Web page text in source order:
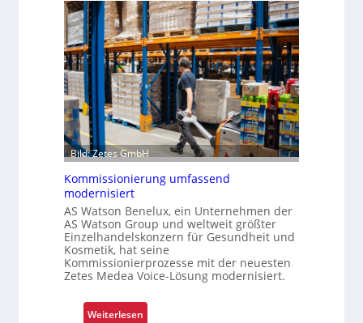
i
s
t
a
l
s
F
a
h
e
a
g
a
r
m
-
U
n
i
k
a
f
ü
r
S
c
Bild: Zetes GmbH
Kommissionierung umfassend
modernisiert
AS Watson Benelux, ein Unternehmen der
AS Watson Group und weltweit größter
Einzelhandelskonzern für Gesundheit und
Kosmetik, hat seine
Kommissionierprozesse mit der neuesten
Zetes Medea Voice-Lösung modernisiert.
Weiterlesen